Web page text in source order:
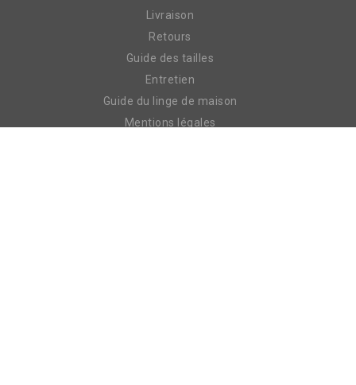
Livraison
Retours
Guide des tailles
Entretien
Guide du linge de maison
Mentions légales